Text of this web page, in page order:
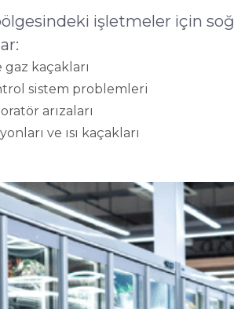
işletmeler için
gaz kaçakları
sistem problemleri
arızaları
ve ısı kaçakları